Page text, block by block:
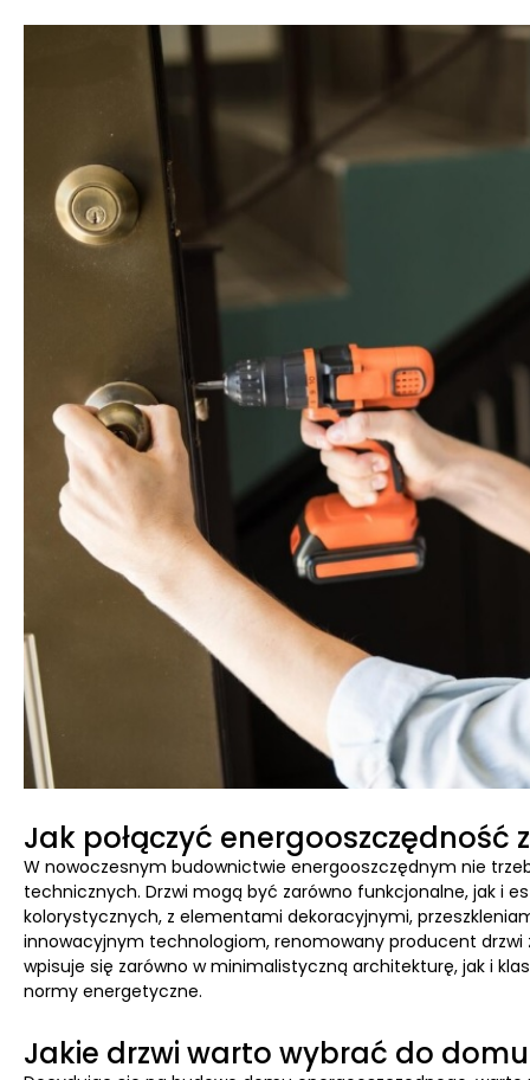
Jak połączyć energooszczędność
W nowoczesnym budownictwie energooszczędnym nie
technicznych. Drzwi mogą być zarówno funkcjonalne, jak i
kolorystycznych, z elementami dekoracyjnymi,
innowacyjnym technologiom, renomowany producent
wpisuje się zarówno w minimalistyczną architekturę, jak i
normy energetyczne.
Jakie drzwi warto wybrać do